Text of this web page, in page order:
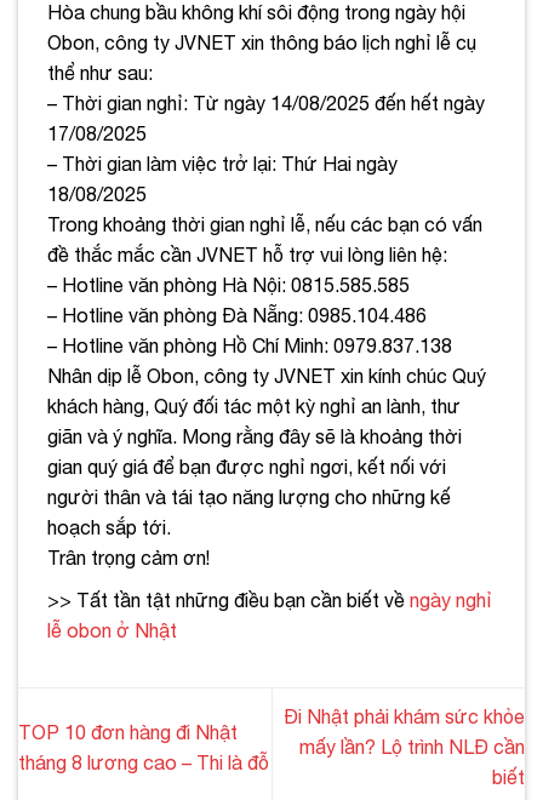
Hòa chung bầu không khí sôi động trong ngày hội
Obon, công ty JVNET xin thông báo lịch nghỉ lễ cụ
thể như sau:
– Thời gian nghỉ: Từ ngày 14/08/2025 đến hết ngày
17/08/2025
– Thời gian làm việc trở lại: Thứ Hai ngày
18/08/2025
Trong khoảng thời gian nghỉ lễ, nếu các bạn có vấn
đề thắc mắc cần JVNET hỗ trợ vui lòng liên hệ:
– Hotline văn phòng Hà Nội: 0815.585.585
– Hotline văn phòng Đà Nẵng: 0985.104.486
– Hotline văn phòng Hồ Chí Minh: 0979.837.138
Nhân dịp lễ Obon, công ty JVNET xin kính chúc Quý
khách hàng, Quý đối tác một kỳ nghỉ an lành, thư
giãn và ý nghĩa. Mong rằng đây sẽ là khoảng thời
gian quý giá để bạn được nghỉ ngơi, kết nối với
người thân và tái tạo năng lượng cho những kế
hoạch sắp tới.
Trân trọng cảm ơn!
>> Tất tần tật những điều bạn cần biết về ngày nghỉ
lễ obon ở Nhật
TOP 10 đơn hàng đi Nhật
tháng 8 lương cao – Thi là đỗ
Đi Nhật phải khám sức khỏe
mấy lần? Lộ trình NLĐ cần
biết